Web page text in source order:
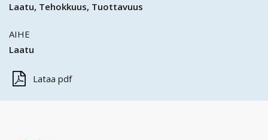
Laatu Tehokkuus Tuottavuus
AIHE
Laatu
Lataa pdf